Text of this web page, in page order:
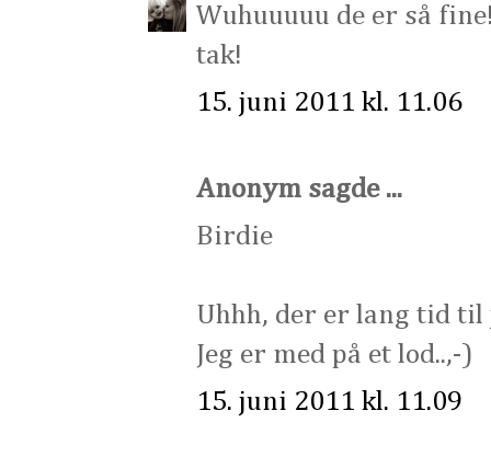
Wuhuuuuu de er så
tak!
15. juni 2011 kl. 11.06
Anonym sagde ...
Birdie
Uhhh, der er lang tid
Jeg er med på et lod..,-)
15. juni 2011 kl. 11.09